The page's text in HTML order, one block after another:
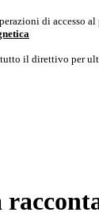
di accesso
il direttivo per